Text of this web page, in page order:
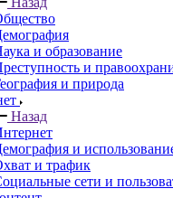
и образование
и
и природа
Назад
и
и трафик
сети и